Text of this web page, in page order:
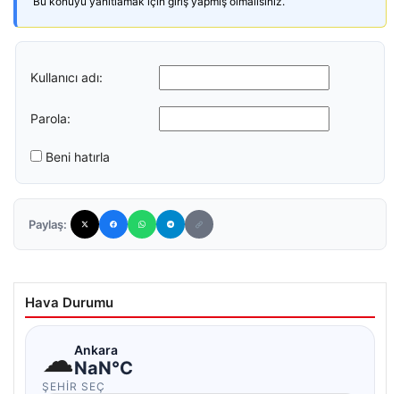
Kullanıcı adı:
Parola:
Beni hatırla
Paylaş:
Hava Durumu
☁Ankara
NaN°C
ŞEHIR SEÇ